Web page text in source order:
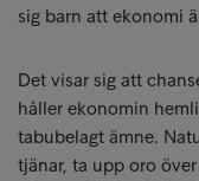
sig barn att ekonomi
Det visar sig att
håller ekonomin
tabubelagt ämne.
tjänar, ta upp oro